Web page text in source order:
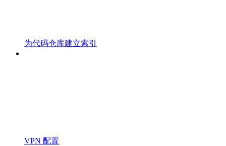
为代码仓库建立索引
VPN 配置